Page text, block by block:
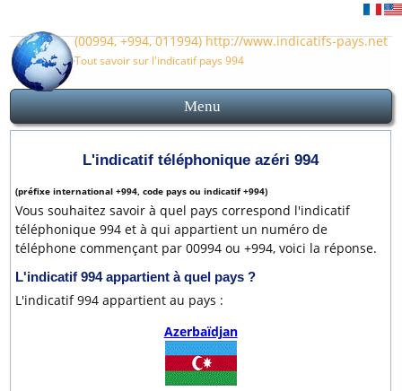
(00994, +994, 011994) http://www.indicatifs-pays.net
Tout savoir sur l'indicatif pays 994
Menu
Indicatif pays 994
L'indicatif téléphonique azéri 994
(préfixe international +994, code pays ou indicatif +994)
Vous souhaitez savoir à quel pays correspond l'indicatif
téléphonique 994 et à qui appartient un numéro de
téléphone commençant par 00994 ou +994, voici la réponse.
L'indicatif994appartient à quel pays ?
L'indicatif 994 appartient au pays :
Azerbaïdjan